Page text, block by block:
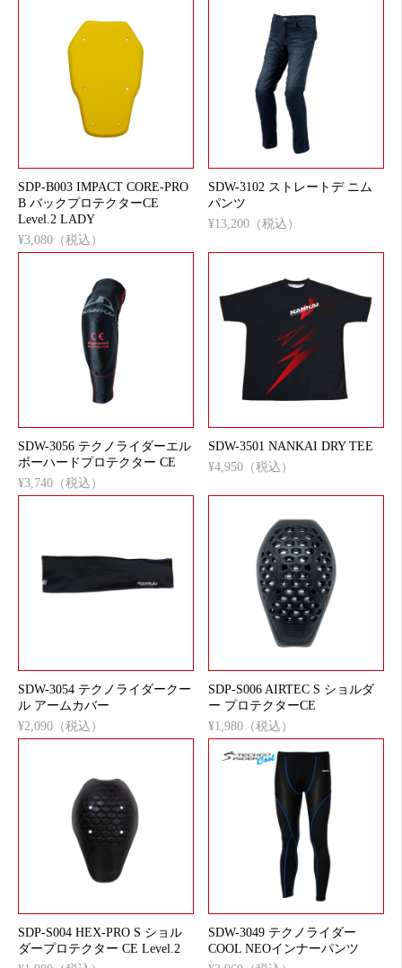
SDP-B003 IMPACT CORE-PRO
B バックプロテクターCE
Level.2 LADY
¥3,080（税込）
SDW-3102 ストレートデ ニム
パンツ
¥13,200（税込）
SDW-3056 テクノライダーエル
ボーハードプロテクター CE
¥3,740（税込）
SDW-3501 NANKAI DRY TEE
¥4,950（税込）
SDW-3054 テクノライダークー
ル アームカバー
¥2,090（税込）
SDP-S006 AIRTEC S ショルダ
ー プロテクターCE
¥1,980（税込）
SDP-S004 HEX-PRO S ショル
ダープロテクター CE Level.2
SDW-3049 テクノライダー
COOL NEOインナーパンツ